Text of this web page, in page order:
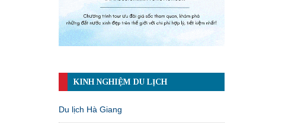
KINH NGHIỆM DU LỊCH
Du lịch Hà Giang